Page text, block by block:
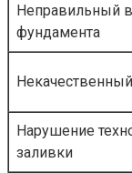
Неправильный
фундамента
Нарушение
заливки